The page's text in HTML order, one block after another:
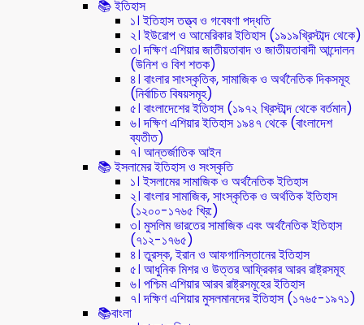
📚 ইতিহাস
১। ইতিহাস তত্ত্ব ও গবেষণা পদ্ধতি
২। ইউরোপ ও আমেরিকার ইতিহাস (১৯১৯খ্রিস্টাব্দ থেকে)
৩। দক্ষিণ এশিয়ার জাতীয়তাবাদ ও জাতীয়তাবাদী আন্দোলন
(উনিশ ও বিশ শতক)
৪। বাংলার সাংস্কৃতিক, সামাজিক ও অর্থনৈতিক দিকসমূহ
(নির্বাচিত বিষয়সমূহ)
৫। বাংলাদেশের ইতিহাস (১৯৭২ খ্রিস্টাব্দ থেকে বর্তমান)
৬। দক্ষিণ এশিয়ার ইতিহাস ১৯৪৭ থেকে (বাংলাদেশ
ব্যতীত)
৭। আন্তর্জাতিক আইন
📚 ইসলামের ইতিহাস ও সংস্কৃতি
১। ইসলামের সামাজিক ও অর্থনৈতিক ইতিহাস
২। বাংলার সামাজিক, সাংস্কৃতিক ও অর্থতিক ইতিহাস
(১২০০-১৭৬৫ খ্রি:)
৩। মুসলিম ভারতের সামাজিক এবং অর্থনৈতিক ইতিহাস
(৭১২-১৭৬৫)
৪। তুরস্ক, ইরান ও আফগানিস্তানের ইতিহাস
৫। আধুনিক মিশর ও উত্তর আফ্রিকার আরব রাষ্ট্রসমূহ
৬। পশ্চিম এশিয়ার আরব রাষ্ট্রসমূহের ইতিহাস
৭। দক্ষিণ এশিয়ার মুসলমানদের ইতিহাস (১৭৬৫-১৯৭১)
📚বাংলা